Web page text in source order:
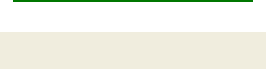
商品